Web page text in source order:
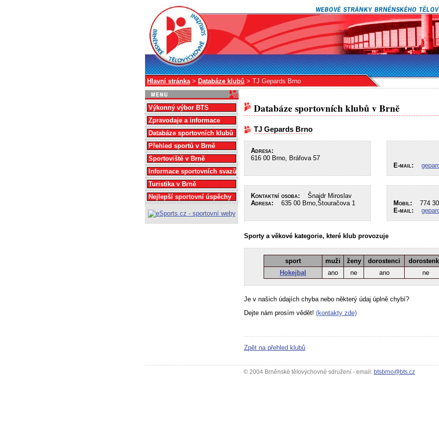
Hlavní stránka> Databáze klubů > TJ Gepards Brno
Databáze sportovních klubů v Brně
TJ Gepards Brno
Adresa:
616 00 Brno, Bráfova 57
E-mail:
Kontaktní osoba: Šnajdr Miroslav
Adresa: 635 00 Brno,Štouračova 1 Mobil: 774
E-mail:
Sporty a věkové kategorie, které klub provozuje
sport muži ženy dorostenci
Hokejbal
ano ne ano ne
Je v našich údajích chyba nebo některý údaj úplně chybí?
Dejte nám prosím vědět! (kontakty zde)
Zpět na přehled klubů
Výkonný výbor BTS
Zpravodaje a informace
Databáze sportovních klubů
Přehled sportů v Brně
Sportoviště v Brně
Informace sportovních svazů
Turistika v Brně
Nejlepší sportovní úspěchy
© 2004 Brněnské tělovýchovné sdružení - email: btsbrno@bts.cz